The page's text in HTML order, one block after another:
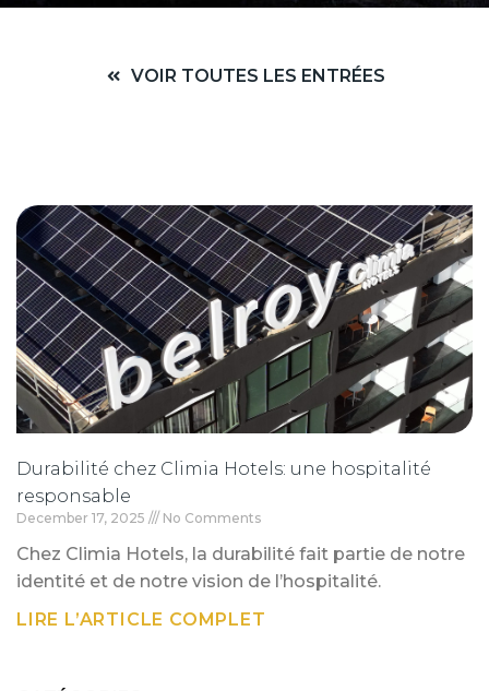
VOIR TOUTES LES ENTRÉES
Durabilité chez Climia Hotels: une hospitalité
responsable
December 17, 2025 No Comments
Chez Climia Hotels, la durabilité fait partie de notre
identité et de notre vision de l’hospitalité.
LIRE L’ARTICLE COMPLET